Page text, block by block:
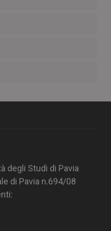
degli Studi di Pavia
di Pavia n.694/08